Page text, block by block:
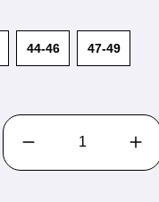
44-46 47-49
PRODUKT ANZAHL: